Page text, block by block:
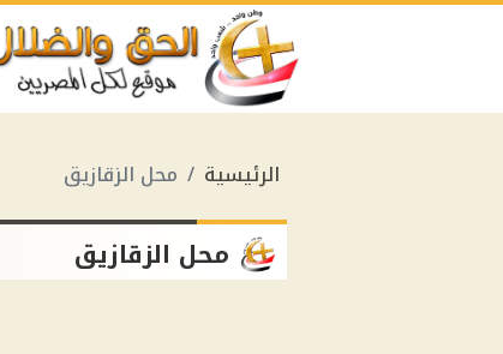
الرئيسية محل الزقازيق
محل الزقازيق